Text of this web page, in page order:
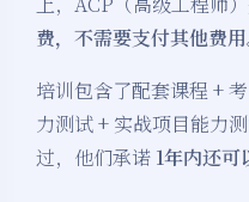
费，不需要支付其他费用
培训包含了配套课程 +
力测试 + 实战项目能力
过，他们承诺 1年内还